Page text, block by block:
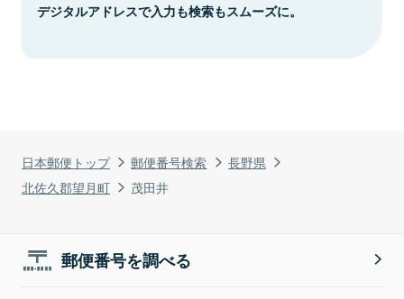
日本郵便トップ 郵便番号検索
長野県
北佐久郡望月町
茂田井
デジタルアドレスで入力も検索もスムーズに。
郵便番号を調べる